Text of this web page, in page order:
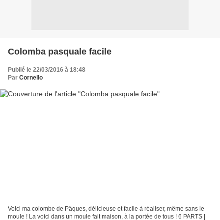
Colomba pasquale facile
Publié le 22/03/2016 à 18:48
Par Cornello
Voici ma colombe de Pâques, délicieuse et facile à réaliser, même sans le
moule ! La voici dans un moule fait maison, à la portée de tous ! 6 PARTS |